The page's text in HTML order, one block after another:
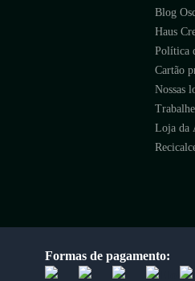
Blog
Haus
Política
Cartão
Nossas
Loja da
Formas de pagamento: